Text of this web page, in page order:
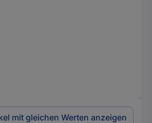
mit gleichen Werten anzeigen